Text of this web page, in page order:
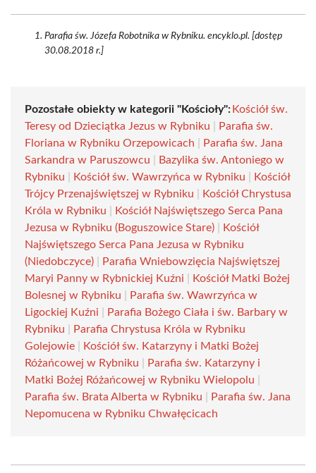
Parafia św. Józefa Robotnika w Rybniku. encyklo.pl. [dostęp
30.08.2018 r.]
Pozostałe obiekty w kategorii "Kościoły": Kościół św.
Teresy od Dzieciątka Jezus w Rybniku
Parafia św.
Floriana w Rybniku Orzepowicach
Parafia św. Jana
Sarkandra w Paruszowcu
Bazylika św. Antoniego w
Rybniku
Kościół św. Wawrzyńca w Rybniku
Kościół
Trójcy Przenajświętszej w Rybniku
Kościół Chrystusa
Króla w Rybniku
Kościół Najświętszego Serca Pana
Jezusa w Rybniku (Boguszowice Stare)
Kościół
Najświętszego Serca Pana Jezusa w Rybniku
(Niedobczyce)
Parafia Wniebowzięcia Najświętszej
Maryi Panny w Rybnickiej Kuźni
Kościół Matki Bożej
Bolesnej w Rybniku
Parafia św. Wawrzyńca w
Ligockiej Kuźni
Parafia Bożego Ciała i św. Barbary w
Rybniku
Parafia Chrystusa Króla w Rybniku
Golejowie
Kościół św. Katarzyny i Matki Bożej
Różańcowej w Rybniku
Parafia św. Katarzyny i
Matki Bożej Różańcowej w Rybniku Wielopolu
Parafia św. Brata Alberta w Rybniku
Parafia św. Jana
Nepomucena w Rybniku Chwałęcicach